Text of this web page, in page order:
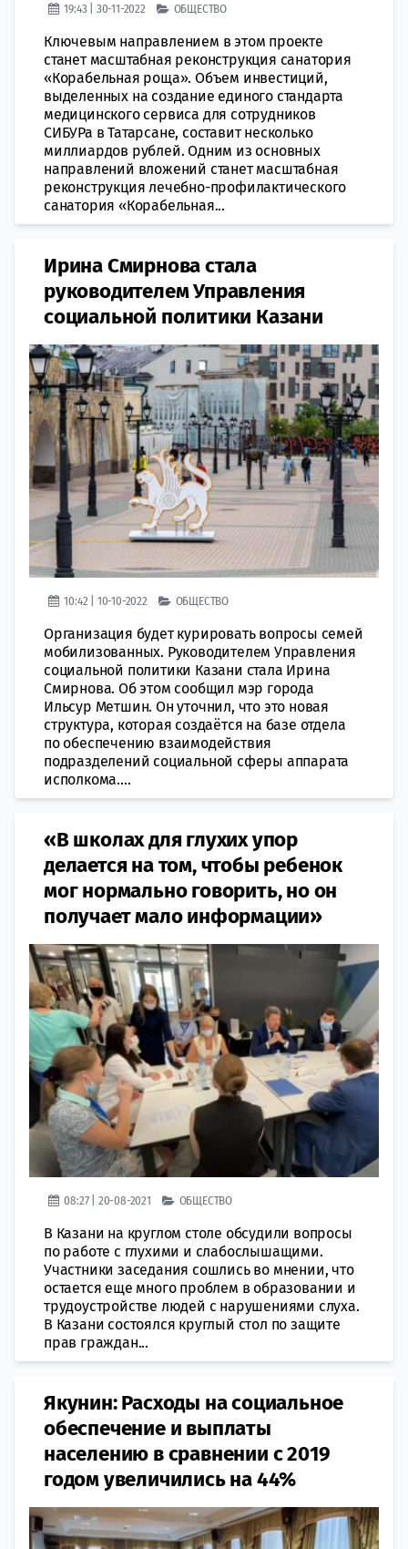
19:43 | 30-11-2022 ОБЩЕСТВО
Ключевым направлением в этом проекте
станет масштабная реконструкция санатория
«Корабельная роща». Объем инвестиций,
выделенных на создание единого стандарта
медицинского сервиса для сотрудников
СИБУРа в Татарсане, составит несколько
миллиардов рублей. Одним из основных
направлений вложений станет масштабная
реконструкция лечебно-профилактического
санатория «Корабельная...
Ирина Смирнова стала
руководителем Управления
социальной политики Казани
10:42 | 10-10-2022 ОБЩЕСТВО
Организация будет курировать вопросы семей
мобилизованных. Руководителем Управления
социальной политики Казани стала Ирина
Смирнова. Об этом сообщил мэр города
Ильсур Метшин. Он уточнил, что это новая
структура, которая создаётся на базе отдела
по обеспечению взаимодействия
подразделений социальной сферы аппарата
исполкома....
«В школах для глухих упор
делается на том, чтобы ребенок
мог нормально говорить, но он
получает мало информации»
08:27 | 20-08-2021 ОБЩЕСТВО
В Казани на круглом столе обсудили вопросы
по работе с глухими и слабослышащими.
Участники заседания сошлись во мнении, что
остается еще много проблем в образовании и
трудоустройстве людей с нарушениями слуха.
В Казани состоялся круглый стол по защите
прав граждан...
Якунин: Расходы на социальное
обеспечение и выплаты
населению в сравнении с 2019
годом увеличились на 44%